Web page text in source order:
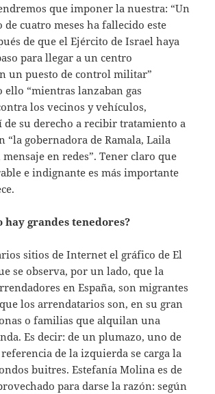
que imponer la nuestra: “Un
de cuatro meses ha fallecido este
de que el Ejército de Israel haya
para llegar a un centro
un puesto de control militar”
ello “mientras lanzaban gas
los vecinos y vehículos,
su derecho a recibir tratamiento a
“la gobernadora de Ramala, Laila
en redes”. Tener claro que
e indignante es más importante
hay grandes tenedores?
sitios de Internet el gráfico de El
se observa, por un lado, que la
en España, son migrantes
los arrendatarios son, en su gran
o familias que alquilan una
Es decir: de un plumazo, uno de
de la izquierda se carga la
buitres. Estefanía Molina es de
para darse la razón: según